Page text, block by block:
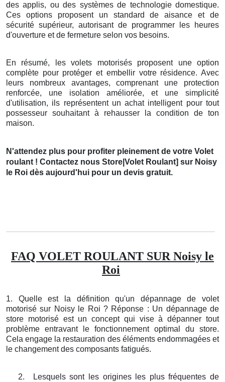
des applis, ou des systèmes de technologie domestique.
Ces options proposent un standard de aisance et de
sécurité supérieur, autorisant de programmer les heures
d'ouverture et de fermeture selon vos besoins.
En résumé, les volets motorisés proposent une option
complète pour protéger et embellir votre résidence. Avec
leurs nombreux avantages, comprenant une protection
renforcée, une isolation améliorée, et une simplicité
d'utilisation, ils représentent un achat intelligent pour tout
possesseur souhaitant à rehausser la condition de ton
maison.
N'attendez plus pour profiter pleinement de votre Volet
roulant ! Contactez nous Store|Volet Roulant] sur Noisy
le Roi dès aujourd'hui pour un devis gratuit.
FAQ VOLET ROULANT SUR Noisy le
Roi
1. Quelle est la définition qu'un dépannage de volet
motorisé sur Noisy le Roi ? Réponse : Un dépannage de
store motorisé est un concept qui vise à dépanner tout
problème entravant le fonctionnement optimal du store.
Cela engage la restauration des éléments endommagées et
le changement des composants fatigués.
2.
Lesquels sont les origines les plus fréquentes de